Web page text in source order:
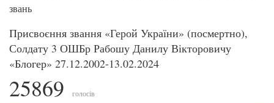
звань
Присвоєння звання «Герой України» (посмертно),
Солдату 3 ОШБр Рабошу Данилу Вікторовичу
«Блогер» 27.12.2002-13.02.2024
25869 голосів